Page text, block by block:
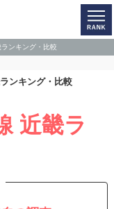
ンキング・比較
ンキング・比較
近畿ラ